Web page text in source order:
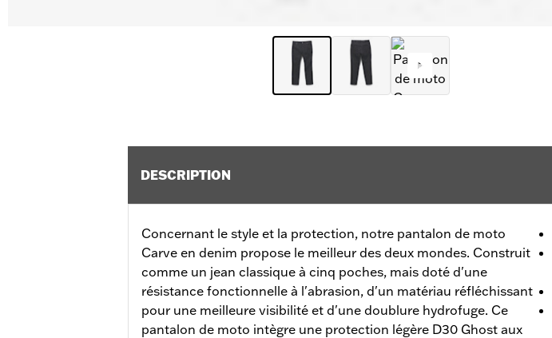
DESCRIPTION
Concernant le style et la protection, notre pantalon de moto
Carve en denim propose le meilleur des deux mondes. Construit
comme un jean classique à cinq poches, mais doté d'une
résistance fonctionnelle à l'abrasion, d'un matériau réfléchissant
pour une meilleure visibilité et d'une doublure hydrofuge. Ce
pantalon de moto intègre une protection légère D30 Ghost aux